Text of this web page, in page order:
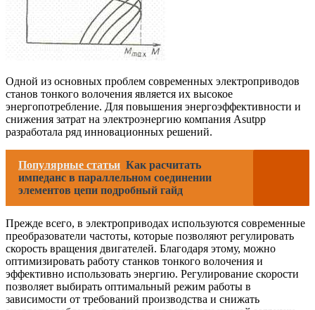
Одной из основных проблем современных электроприводов
станов тонкого волочения является их высокое
энергопотребление. Для повышения энергоэффективности и
снижения затрат на электроэнергию компания Asutpp
разработала ряд инновационных решений.
Популярные статьи Как расчитать
импеданс в параллельном соединении
элементов цепи подробный гайд
Прежде всего, в электроприводах используются современные
преобразователи частоты, которые позволяют регулировать
скорость вращения двигателей. Благодаря этому, можно
оптимизировать работу станков тонкого волочения и
эффективно использовать энергию. Регулирование скорости
позволяет выбирать оптимальный режим работы в
зависимости от требований производства и снижать